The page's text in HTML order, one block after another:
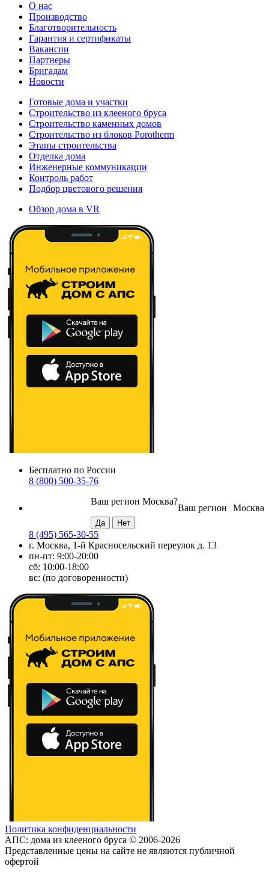
О нас
Производство
Благотворительность
Гарантия и сертификаты
Вакансии
Партнеры
Бригадам
Новости
Готовые дома и участки
Строительство из клееного бруса
Строительство каменных домов
Строительство из блоков Porotherm
Этапы строительства
Отделка дома
Инженерные коммуникации
Контроль работ
Подбор цветового решения
Обзор дома в VR
Бесплатно по России
8 (800) 500-35-76
Москва
Ваш регион
Ваш регион Москва?
8 (495) 565-30-55
г. Москва, 1-й Красносельский переулок д. 13
пн-пт: 9:00-20:00
сб: 10:00-18:00
вс: (по договоренности)
Политика конфиденциальности
АПС: дома из клееного бруса © 2006-2026
Представленные цены на сайте не являются публичной
офертой